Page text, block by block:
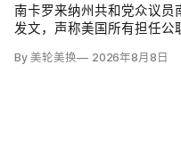
南卡罗来纳州共和党众议员
发文，声称美国所有担任公
默」。截至浏览器核验时，
By 美轮美换 2026年8月8日